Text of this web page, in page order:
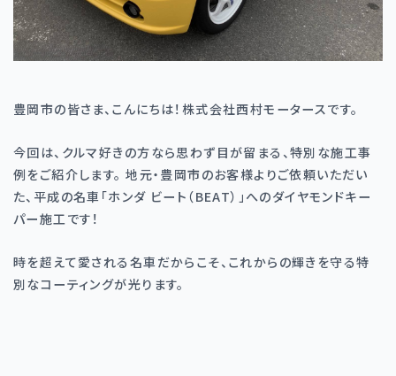
豊岡市の皆さま、こんにちは！株式会社西村モータースです。
今回は、クルマ好きの方なら思わず目が留まる、特別な施工事
例をご紹介します。 地元・豊岡市のお客様よりご依頼いただい
た、平成の名車「ホンダ ビート（BEAT）」へのダイヤモンドキー
パー施工です！
時を超えて愛される名車だからこそ、これからの輝きを守る特
別なコーティングが光ります。